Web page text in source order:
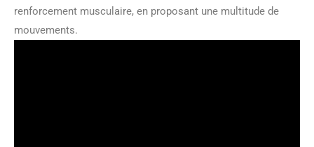
renforcement musculaire, en proposant une multitude de
mouvements.